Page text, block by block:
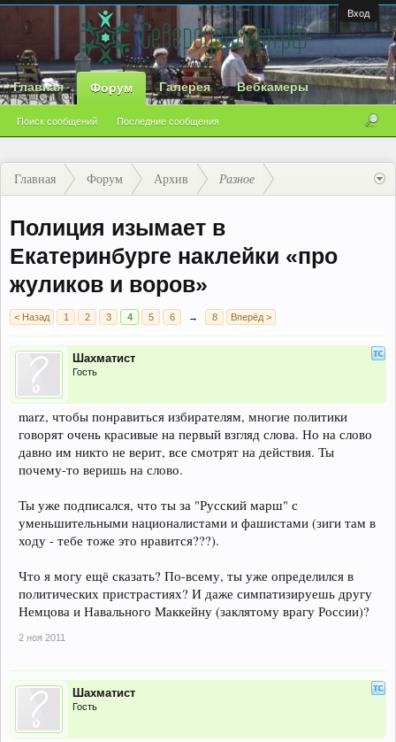
Вход
Главная Форум
Поиск сообщений Последние сообщения
Галерея Вебкамеры
Главная Форум Архив Разное
Полиция изымает в
Екатеринбурге наклейки «про
жуликов и воров»
< Назад 1 2 3 4 5 6 → 8 Вперёд >
Шахматист
Гость
marz, чтобы понравиться избирателям, многие политики
говорят очень красивые на первый взгляд слова. Но на слово
давно им никто не верит, все смотрят на действия. Ты
почему-то веришь на слово.
Ты уже подписался, что ты за "Русский марш" с
уменьшительными националистами и фашистами (зиги там в
ходу - тебе тоже это нравится???).
Что я могу ещё сказать? По-всему, ты уже определился в
политических пристрастиях? И даже симпатизируешь другу
Немцова и Навального Маккейну (заклятому врагу России)?
2 ноя 2011
Шахматист
Гость